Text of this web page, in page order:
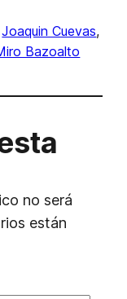
Joaquin Cuevas
Bazoalto
no será
están